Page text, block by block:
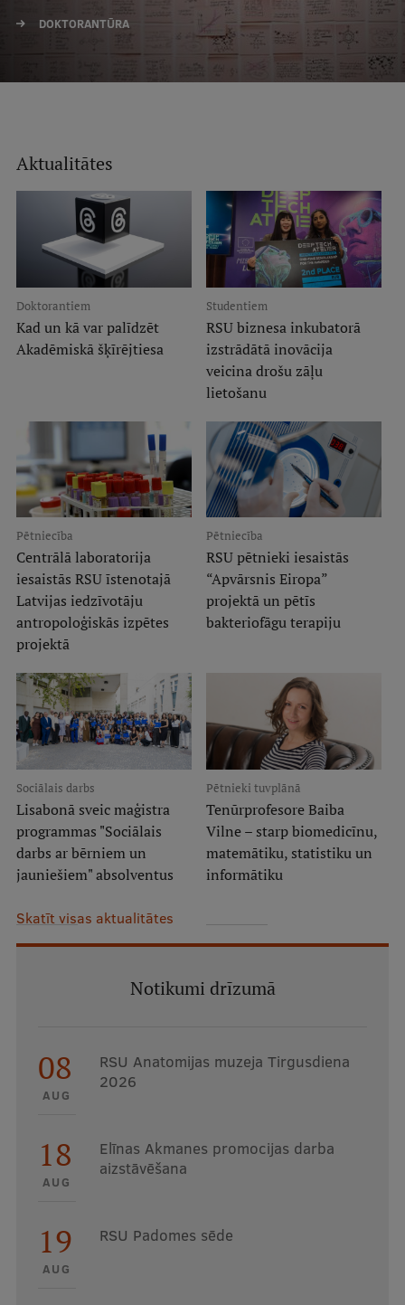
Mobile
galvenā
izvēlne
Maģistra studiju programmas
Doktorantūra
Rezidentūra
Uzņemšana
Praktiska informācija
Studiju norises vietas
Fakultātes
Mūsu cilvēki
Stratēģija
Struktūra
Identitāte
RSU fonds
Muzeji un ekspozīcijas
Ģerbonis
Projekti
Virtuālā tūre
Suvenīri un grāmatas
Mūžizglītība
Ētikas un līdztiesības mācības
Atvērtā universitāte
DOKTORANTŪRA
Aktualitātes
Skatīt visas aktualitātes
Doktorantiem
Kad un kā var palīdzēt
Akadēmiskā šķīrējtiesa
Studentiem
RSU biznesa inkubatorā
izstrādātā inovācija
veicina drošu zāļu
lietošanu
Pētniecība
Centrālā laboratorija
iesaistās RSU īstenotajā
Latvijas iedzīvotāju
antropoloģiskās izpētes
projektā
Pētniecība
RSU pētnieki iesaistās
“Apvārsnis Eiropa”
projektā un pētīs
bakteriofāgu terapiju
Sociālais darbs
Lisabonā sveic maģistra
programmas "Sociālais
darbs ar bērniem un
jauniešiem" absolventus
Pētnieki tuvplānā
Tenūrprofesore Baiba
Vilne – starp biomedicīnu,
matemātiku, statistiku un
informātiku
Notikumi drīzumā
08
AUG
RSU Anatomijas muzeja Tirgusdiena
2026
18
AUG
Elīnas Akmanes promocijas darba
aizstāvēšana
19
AUG
RSU Padomes sēde